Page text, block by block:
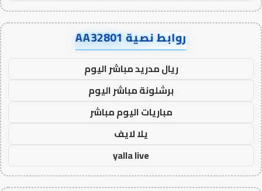
روابط نصية AA32801
ريال مدريد مباشر اليوم
برشلونة مباشر اليوم
مباريات اليوم مباشر
يلا لايف
yalla live